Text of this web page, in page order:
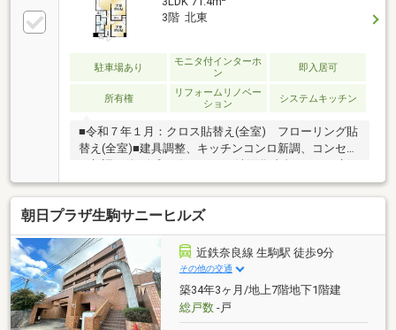
では1社完結でお住替えをサポート。売却～購入～引
越までスムーズに☆ ◆住宅ローンのご相談もお任せ下
さい！お勤め先や勤続年数、ご年収等により、借り入
れ可能な金融機関は異なります。専任の住宅ローンア
ドバイザーがお客様に合った最適な金融機関をご紹介
します！
3階 北東
駐車場あり
モニタ付インターホ
ン
即入居可
所有権
リフォームリノベー
ション
システムキッチン
■令和７年１月：クロス貼替え(全室) フローリング貼
替え(全室)■建具調整、キッチンコンロ新調、コンセン
調■令和２年１１月：システムキッチン新調■空家につ
き即入居可能です！
朝日プラザ生駒サニーヒルズ
近鉄奈良線 生駒駅 徒歩9分
その他の交通
築34年3ヶ月/地上7階地下1階建
総戸数-戸